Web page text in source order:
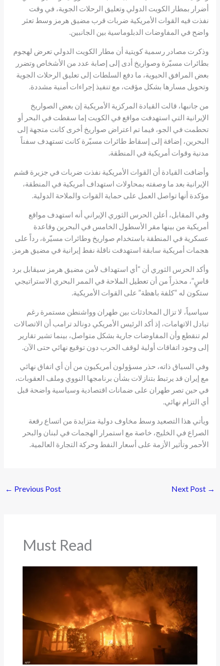
أضرار بمطار الكويت الدولي وتعليق الرحلات الجوية، في وقت
نفذت فيه القوات الأمريكية ضربات قرب مضيق هرمز وسط تعثر
واضح في المفاوضات الدبلوماسية بين الجانبين.
وذكرت مصادر رسمية كويتية أن مطار الكويت الدولي تعرض لهجوم
بطائرات مسيّرة وصواريخ أدى إلى إصابة عدد من الأشخاص وتضرر
بعض المرافق الحيوية، ما دفع السلطات إلى تعليق الرحلات الجوية
وتحويل مسارها بشكل مؤقت، مع تنفيذ إجراءات أمنية مشددة.
من جانبها، قالت القيادة المركزية الأمريكية إن بعض الصواريخ
الإيرانية التي استهدفت مواقع في الكويت إما سقطت في البحر أو
تحطمت في الجو، فيما تم اعتراض صواريخ أخرى كانت متجهة إلى
البحرين، إضافة إلى إسقاط طائرات مسيّرة كانت تستهدف سفناً
مدنية وقوات أمريكية في المنطقة.
وأضافت القيادة أن القوات الأمريكية نفذت ضربات في جزيرة قشم
الإيرانية بعد ما وصفته بمحاولات استهداف أمريكية في المنطقة،
مؤكدة أنها تواصل العمل على حماية القوات والملاحة الدولية.
وفي المقابل، أعلن الحرس الثوري الإيراني أنه استهدف مواقع
أمريكية من بينها مقر الأسطول الخامس في البحرين وقاعدة
عسكرية في المنطقة باستخدام صواريخ وطائرات مسيّرة، رداً على
هجمات أمريكية سابقة استهدفت ناقلة نفط إيرانية في مضيق هرمز.
وأكد الحرس الثوري أن “أي استهداف لأمن مضيق هرمز سيقابل برد
قاسٍ”، محذراً من أن تعطيل الملاحة في الممر البحري الاستراتيجي
ستكون له “كلفة باهظة” على القوات الأمريكية.
سياسياً، لا تزال المحادثات بين طهران وواشنطن مستمرة رغم
تبادل الاتهامات، إذ أكد الرئيس الأمريكي دونالد ترامب أن الاتصالات
لم تنقطع وأن المفاوضات جارية بشكل متواصل، بينما تشير تقارير
إلى وجود اتفاقات أولية لوقف الحرب دون توقيع نهائي حتى الآن.
وفي السياق ذاته، حذر مسؤولون أمريكيون من أن أي اتفاق نهائي
مع إيران قد يرتبط بتنازلات بشأن برنامجها النووي وملف العقوبات،
في حين تصر طهران على ضمانات اقتصادية وسياسية واضحة قبل
أي التزام نهائي.
ويأتي هذا التصعيد وسط مخاوف دولية متزايدة من اتساع رقعة
الصراع في الخليج، خاصة مع استمرار الهجمات في لبنان والبحر
الأحمر وتأثير الأزمة على أسعار النفط وحركة التجارة العالمية.
← Previous Post Next Post →
Must Read